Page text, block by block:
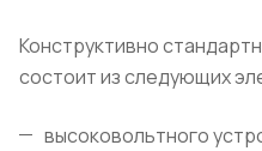
Конструктивно
состоит из следующих
высоковольтного